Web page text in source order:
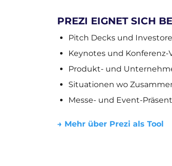
PREZI EIGNET SICH
Pitch Decks und
Keynotes und Konferenz-
Produkt- und
Situationen wo
Messe- und Event-
→ Mehr über Prezi als Tool